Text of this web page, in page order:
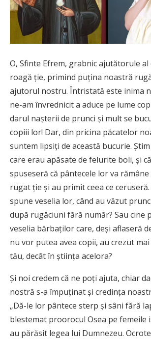
O, Sfinte Efrem, grabnic ajutătorule al
roagă ţie, primind puţina noastră
ajutorul nostru. Întristată este inima
ne-am învrednicit a aduce pe lume
darul naşterii de prunci şi mult se
copiii lor! Dar, din pricina păcatelor
suntem lipsiţi de această bucurie.
care erau apăsate de felurite boli, şi
spuseseră că pântecele lor va
rugat ţie şi au primit ceea ce
spune veselia lor, când au văzut
după rugăciuni fără număr? Sau cine
veselia bărbaţilor care, deşi aflaseră
nu vor putea avea copii, au crezut
tău, decât în ştiinţa acelora?
Şi noi credem că ne poţi ajuta, chiar
nostră s-a împuţinat şi credinţa
„Dă-le lor pântece sterp şi sâni fără
blestemat proorocul Osea pe femeile
au părăsit legea lui Dumnezeu.